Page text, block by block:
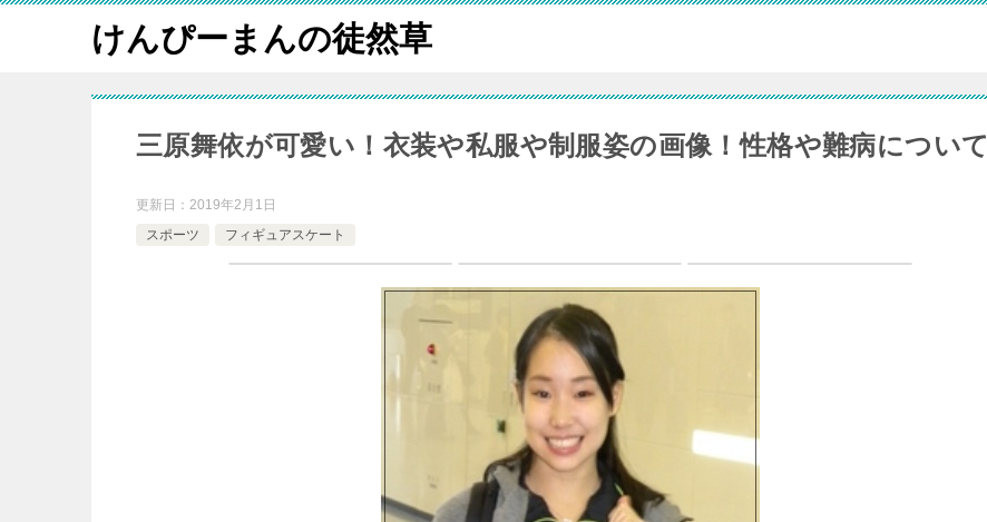
けんぴーまんの徒然草
三原舞依が可愛い！衣装や私服や制服姿の画像！性格や難病について
更新日： 2019年2月1日
スポーツ
フィギュアスケート